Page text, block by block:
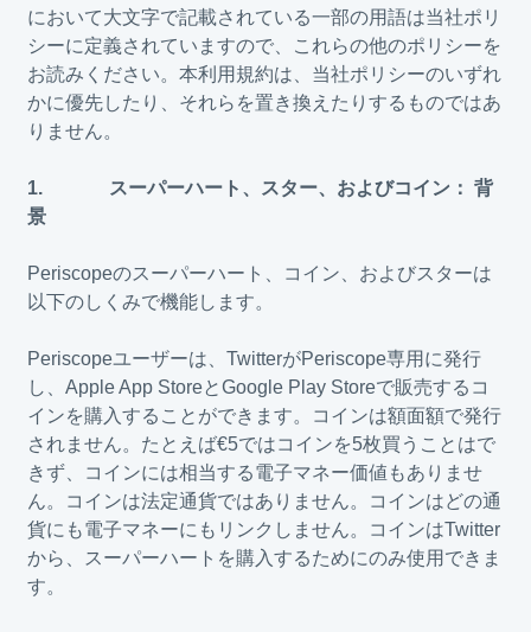
において大文字で記載されている一部の用語は当社ポリ
シーに定義されていますので、これらの他のポリシーを
お読みください。本利用規約は、当社ポリシーのいずれ
かに優先したり、それらを置き換えたりするものではあ
りません。
1. スーパーハート、スター、およびコイン： 背
景
Periscopeのスーパーハート、コイン、およびスターは
以下のしくみで機能します。
Periscopeユーザーは、TwitterがPeriscope専用に発行
し、Apple App StoreとGoogle Play Storeで販売するコ
インを購入することができます。コインは額面額で発行
されません。たとえば€5ではコインを5枚買うことはで
きず、コインには相当する電子マネー価値もありませ
ん。コインは法定通貨ではありません。コインはどの通
貨にも電子マネーにもリンクしません。コインはTwitter
から、スーパーハートを購入するためにのみ使用できま
す。